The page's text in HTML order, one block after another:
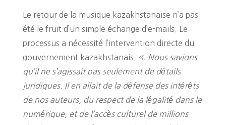
Le retour de la musique kazakhstanaise n’a pas
été le fruit d’un simple échange d’e-mails. Le
processus a nécessité l’intervention directe du
gouvernement kazakhstanais. « Nous savions
qu’il ne s’agissait pas seulement de détails
juridiques. Il en allait de la défense des intérêts
de nos auteurs, du respect de la légalité dans le
numérique, et de l’accès culturel de millions